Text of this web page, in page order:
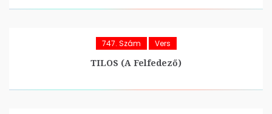
747. Szám Vers
TILOS (A Felfedező)